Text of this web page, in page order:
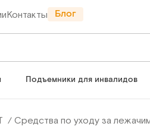
Контакты Блог
Подъемники для инвалидов
Средства по уходу за